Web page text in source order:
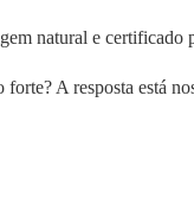
natural e
A resposta está